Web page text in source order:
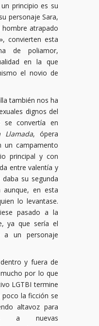
principio es su
personaje Sara,
atrapado
convierten esta
de poliamor,
en la que
el novio de
también nos ha
dignos del
se convertía en
Llamada, ópera
un campamento
principal y con
entre valentía y
su segunda
en esta
lo levantase.
pasado a la
ya que sería el
a un personaje
y fuera de
por lo que
LGTBI termine
la ficción se
altavoz para
a nuevas